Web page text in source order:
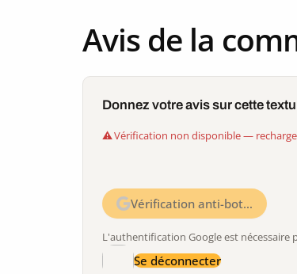
Avis de la
Donnez votre avis sur cette
Vérification non disponible —
Vérification anti-bot…
L'authentification Google est
Se déconnecter